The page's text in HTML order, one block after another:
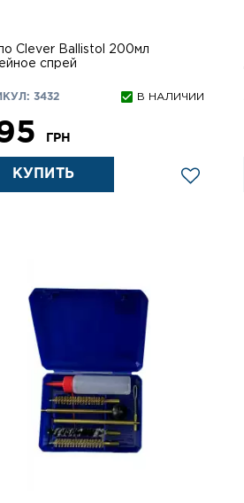
Clever Ballistol 200мл
спрей
3432 В НАЛИЧИИ
ГРН
КУПИТЬ